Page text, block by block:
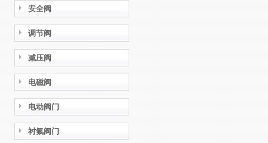
安全阀
调节阀
减压阀
电磁阀
电动阀门
衬氟阀门